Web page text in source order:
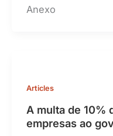
Anexo
Articles
A multa de 10%
empresas ao